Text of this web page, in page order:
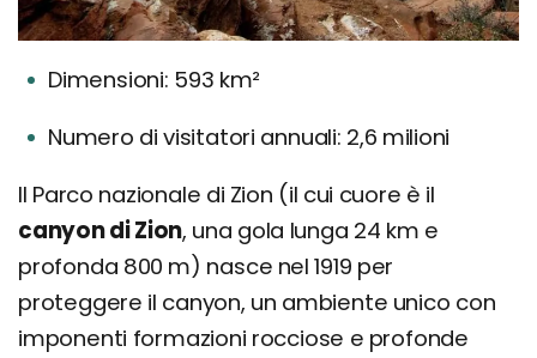
Dimensioni: 593 km²
Numero di visitatori annuali: 2,6 milioni
Il Parco nazionale di Zion (il cui cuore è il
canyon di Zion, una gola lunga 24 km e
profonda 800 m) nasce nel 1919 per
proteggere il canyon, un ambiente unico con
imponenti formazioni rocciose e profonde